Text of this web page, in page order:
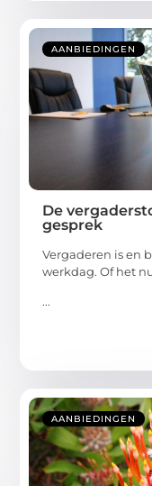
AANBIEDINGEN
De
gesprek
Vergaderen is en
werkdag. Of het
...
AANBIEDINGEN